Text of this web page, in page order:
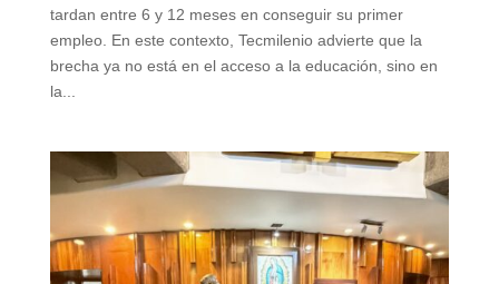
tardan entre 6 y 12 meses en conseguir su primer
empleo. En este contexto, Tecmilenio advierte que la
brecha ya no está en el acceso a la educación, sino en
la...